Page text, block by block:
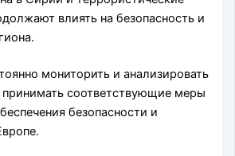
влиять на безопасность и
мониторить и анализировать
соответствующие меры
безопасности и